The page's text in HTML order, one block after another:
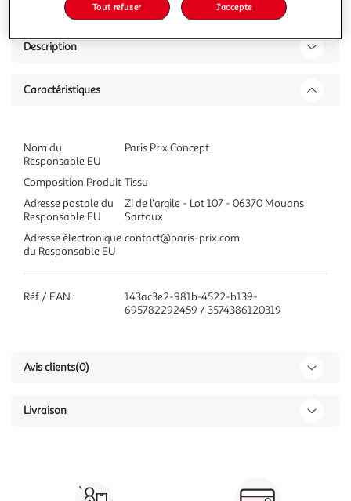
Description
Caractéristiques
Nom du
Responsable EU
Paris Prix Concept
Composition Produit Tissu
Adresse postale du
Responsable EU
Zi de l'argile - Lot 107 - 06370 Mouans
Sartoux
Adresse électronique
du Responsable EU
contact@paris-prix.com
Réf / EAN :
143ac3e2-981b-4522-b139-
695782292459 / 3574386120319
Avis clients(0)
Livraison
Tout refuser J'accepte